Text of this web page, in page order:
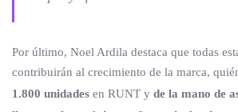
Por último, Noel Ardila destaca que todas
contribuirán al crecimiento de la marca,
1.800 unidades en RUNT y de la mano de